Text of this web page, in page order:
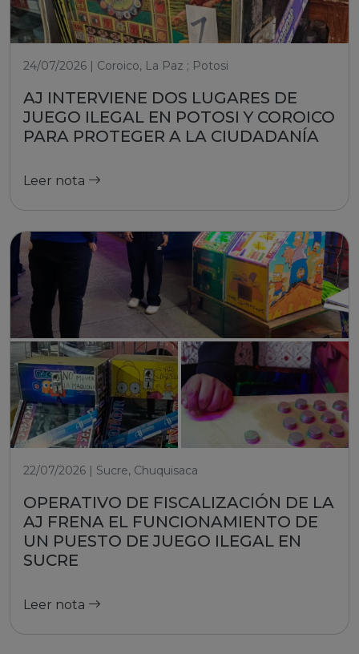
24/07/2026 | Coroico, La Paz ; Potosi
AJ INTERVIENE DOS LUGARES DE
JUEGO ILEGAL EN POTOSI Y COROICO
PARA PROTEGER A LA CIUDADANÍA
Leer nota
22/07/2026 | Sucre, Chuquisaca
OPERATIVO DE FISCALIZACIÓN DE LA
AJ FRENA EL FUNCIONAMIENTO DE
UN PUESTO DE JUEGO ILEGAL EN
SUCRE
Leer nota